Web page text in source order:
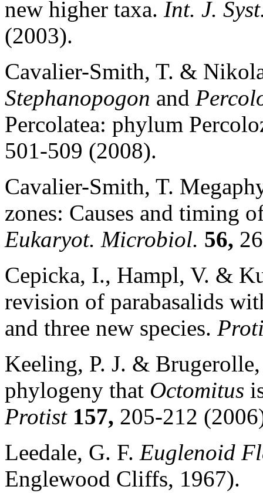
new higher taxa. Int. J.
(2003).
Cavalier-Smith, T. &
Stephanopogon and
Percolatea: phylum
501-509 (2008).
Cavalier-Smith, T.
zones: Causes and timing
Eukaryot. Microbiol. 56,
Cepicka, I., Hampl, V. &
revision of parabasalids
and three new species.
Keeling, P. J. &
phylogeny that Octomitus
Protist 157, 205-212
Leedale, G. F. Euglenoid
Englewood Cliffs, 1967).